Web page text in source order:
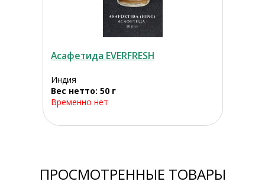
Асафетида EVERFRESH
Индия
Вес нетто: 50 г
Временно нет
ПРОСМОТРЕННЫЕ ТОВАРЫ